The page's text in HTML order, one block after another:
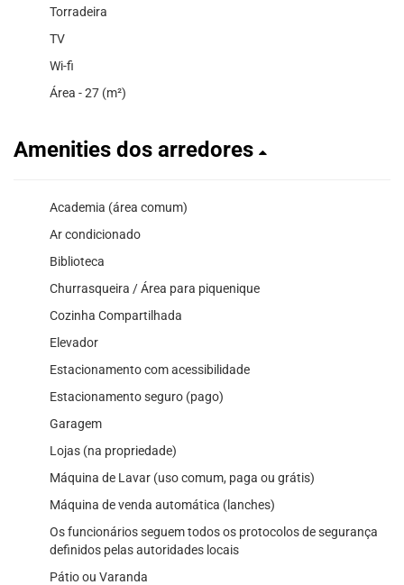
Torradeira
TV
Wi-fi
Área - 27 (m²)
Amenities dos arredores
Academia (área comum)
Ar condicionado
Biblioteca
Churrasqueira / Área para piquenique
Cozinha Compartilhada
Elevador
Estacionamento com acessibilidade
Estacionamento seguro (pago)
Garagem
Lojas (na propriedade)
Máquina de Lavar (uso comum, paga ou grátis)
Máquina de venda automática (lanches)
Os funcionários seguem todos os protocolos de segurança
definidos pelas autoridades locais
Pátio ou Varanda